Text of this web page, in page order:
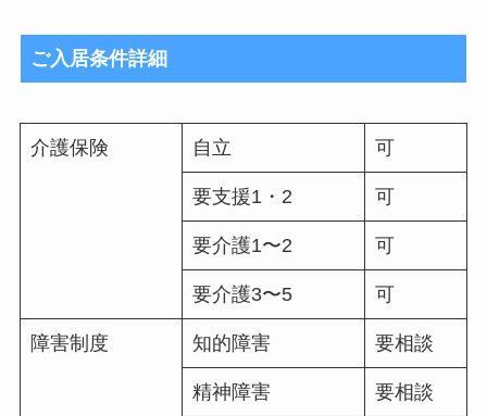
ご入居条件詳細
介護保険 自立 可
要支援1・2 可
要介護1〜2 可
要介護3〜5 可
障害制度 知的障害 要相談
精神障害 要相談